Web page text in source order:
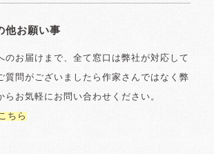
他お願い事
のお届けまで、全て窓口は弊社が対応して
質問がございましたら作家さんではなく弊
らお気軽にお問い合わせください。
ちら